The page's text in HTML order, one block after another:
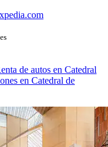
de autos en Catedral
en Catedral de